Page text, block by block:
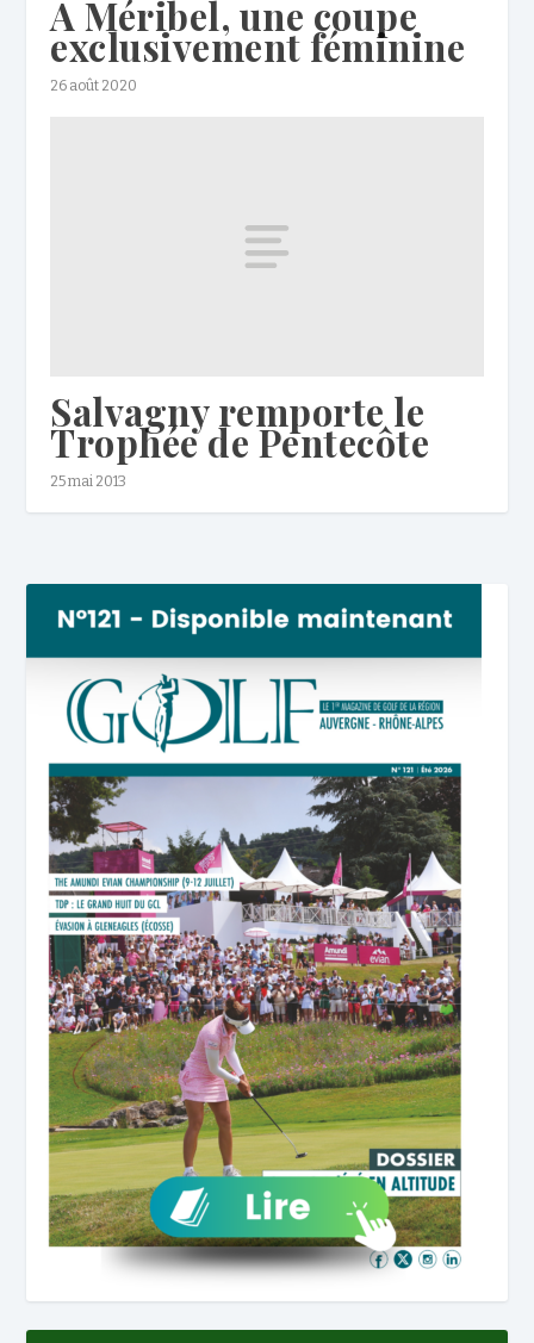
A Méribel, une coupe
exclusivement féminine
26 août 2020
Salvagny remporte le
Trophée de Pentecôte
25 mai 2013